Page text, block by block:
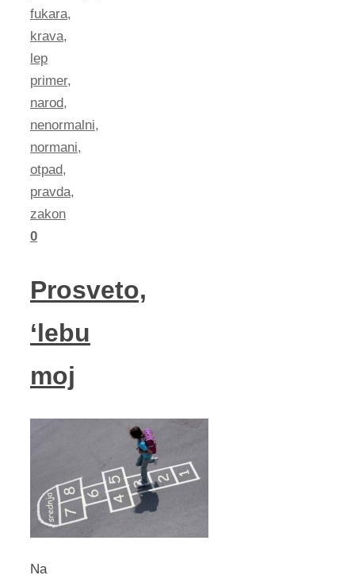
fukara,
krava,
lep
primer,
narod,
nenormalni,
normani,
otpad,
pravda,
zakon
0
Prosveto,
‘lebu
moj
Na